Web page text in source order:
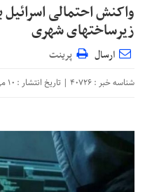
واکنش احتمالی اسرائیل
زیرساختهای شهری
ارسال پرینت
شناسه خبر : 40726 | تاریخ انتشار : 10 می 2020 - 9:52 | تعداد دیدگاه :